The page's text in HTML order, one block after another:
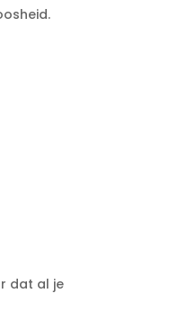
dat al je